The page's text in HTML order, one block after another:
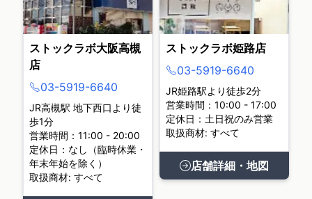
ストックラボ大阪高槻
店
03-5919-6640
JR高槻駅 地下西口より徒
歩1分
営業時間：11:00 - 20:00
定休日：なし（臨時休業・
年末年始を除く）
取扱商材: すべて
ストックラボ姫路店
03-5919-6640
JR姫路駅より徒歩2分
営業時間：10:00 - 17:00
定休日：土日祝のみ営業
取扱商材: すべて
店舗詳細・地図